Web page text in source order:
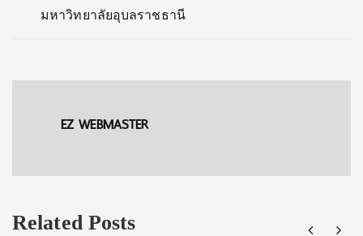
มหาวิทยาลัยอุบลราชธานี
EZ WEBMASTER
Related Posts